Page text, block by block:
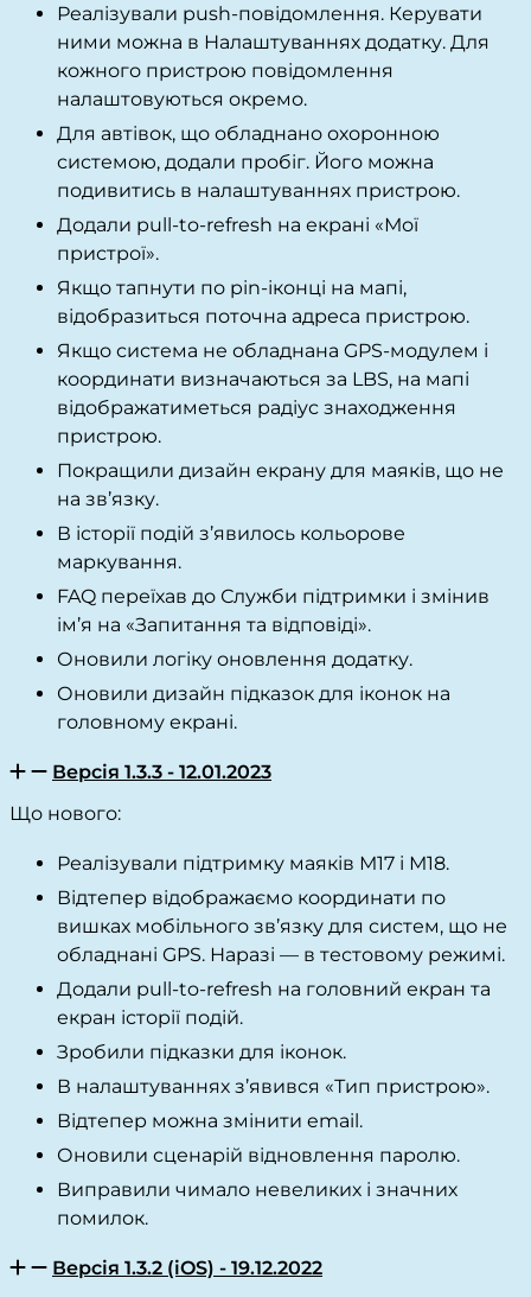
Реалізували push-повідомлення. Керувати
ними можна в Налаштуваннях додатку. Для
кожного пристрою повідомлення
налаштовуються окремо.
Для автівок, що обладнано охоронною
системою, додали пробіг. Його можна
подивитись в налаштуваннях пристрою.
Додали pull-to-refresh на екрані «Мої
пристрої».
Якщо тапнути по pin-іконці на мапі,
відобразиться поточна адреса пристрою.
Якщо система не обладнана GPS-модулем і
координати визначаються за LBS, на мапі
відображатиметься радіус знаходження
пристрою.
Покращили дизайн екрану для маяків, що не
на зв’язку.
В історії подій з’явилось кольорове
маркування.
FAQ переїхав до Служби підтримки і змінив
ім’я на «Запитання та відповіді».
Оновили логіку оновлення додатку.
Оновили дизайн підказок для іконок на
головному екрані.
Версія 1.3.3 - 12.01.2023
Що нового:
Реалізували підтримку маяків М17 і М18.
Відтепер відображаємо координати по
вишках мобільного зв’язку для систем, що не
обладнані GPS. Наразі — в тестовому режимі.
Додали pull-to-refresh на головний екран та
екран історії подій.
Зробили підказки для іконок.
В налаштуваннях з’явився «Тип пристрою».
Відтепер можна змінити email.
Оновили сценарій відновлення паролю.
Виправили чимало невеликих і значних
помилок.
Версія 1.3.2 (iOS) - 19.12.2022